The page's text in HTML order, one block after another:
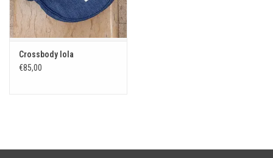
Crossbody lola
€85,00